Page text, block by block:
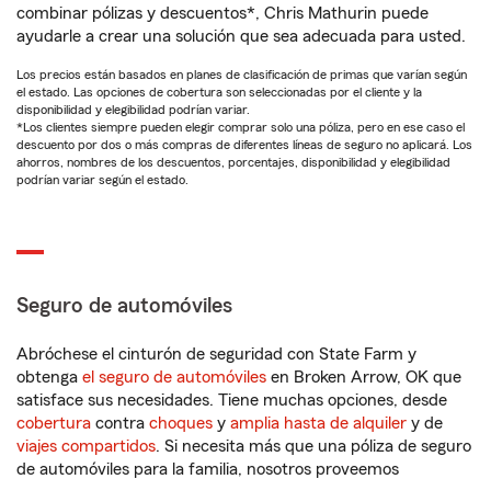
combinar pólizas y descuentos*, Chris Mathurin puede
ayudarle a crear una solución que sea adecuada para usted.
Los precios están basados en planes de clasificación de primas que varían según
el estado. Las opciones de cobertura son seleccionadas por el cliente y la
disponibilidad y elegibilidad podrían variar.
*Los clientes siempre pueden elegir comprar solo una póliza, pero en ese caso el
descuento por dos o más compras de diferentes líneas de seguro no aplicará. Los
ahorros, nombres de los descuentos, porcentajes, disponibilidad y elegibilidad
podrían variar según el estado.
Seguro de automóviles
Abróchese el cinturón de seguridad con State Farm y
obtenga el seguro de automóviles en Broken Arrow, OK que
satisface sus necesidades. Tiene muchas opciones, desde
cobertura contra choques y amplia hasta de alquiler y de
viajes compartidos. Si necesita más que una póliza de seguro
de automóviles para la familia, nosotros proveemos